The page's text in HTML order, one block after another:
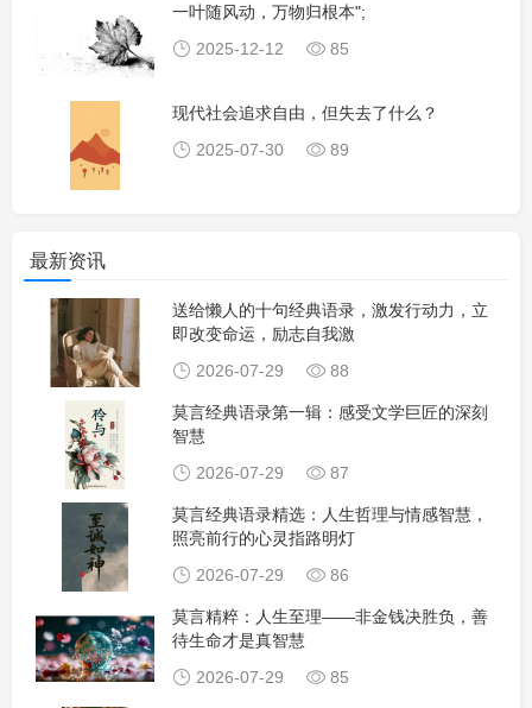
一叶随风动，万物归根本";
2025-12-12
85
现代社会追求自由，但失去了什么？
2025-07-30
89
最新资讯
送给懒人的十句经典语录，激发行动力，立
即改变命运，励志自我激
2026-07-29
88
莫言经典语录第一辑：感受文学巨匠的深刻
智慧
2026-07-29
87
莫言经典语录精选：人生哲理与情感智慧，
照亮前行的心灵指路明灯
2026-07-29
86
莫言精粹：人生至理——非金钱决胜负，善
待生命才是真智慧
2026-07-29
85